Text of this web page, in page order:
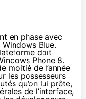
en phase avec
Blue.
doit
Phone 8.
moitié de l’année
les possesseurs
qu’on lui prête,
de l’interface,